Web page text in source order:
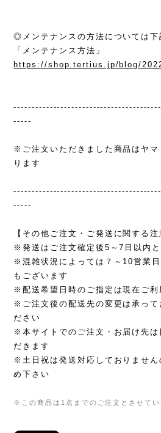
◎メンテナンスの方法については下
「メンテナンス方法」
https://shop.tertius.jp/blog/
-----
※ご注文いただきました商品はヤマ
ります
-----
【その他ご注文・ご発送に関する注
※発送はご注文確定後5～7日以内と
※混雑状況によっては７～10営業
もございます
※配送希望日時のご指定は現在ご利
※ご注文後の配送先の変更は承って
ださい
※本サイトでのご注文・お届け先は
だきます
※土日祝は発送対応しておりません
め下さい
※この商品は1点までのご注文とさせてい